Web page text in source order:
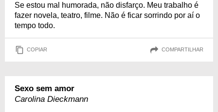
Se estou mal humorada, não disfarço. Meu trabalho é
fazer novela, teatro, filme. Não é ficar sorrindo por aí o
tempo todo.
COPIAR COMPARTILHAR
Sexo sem amor
Carolina Dieckmann